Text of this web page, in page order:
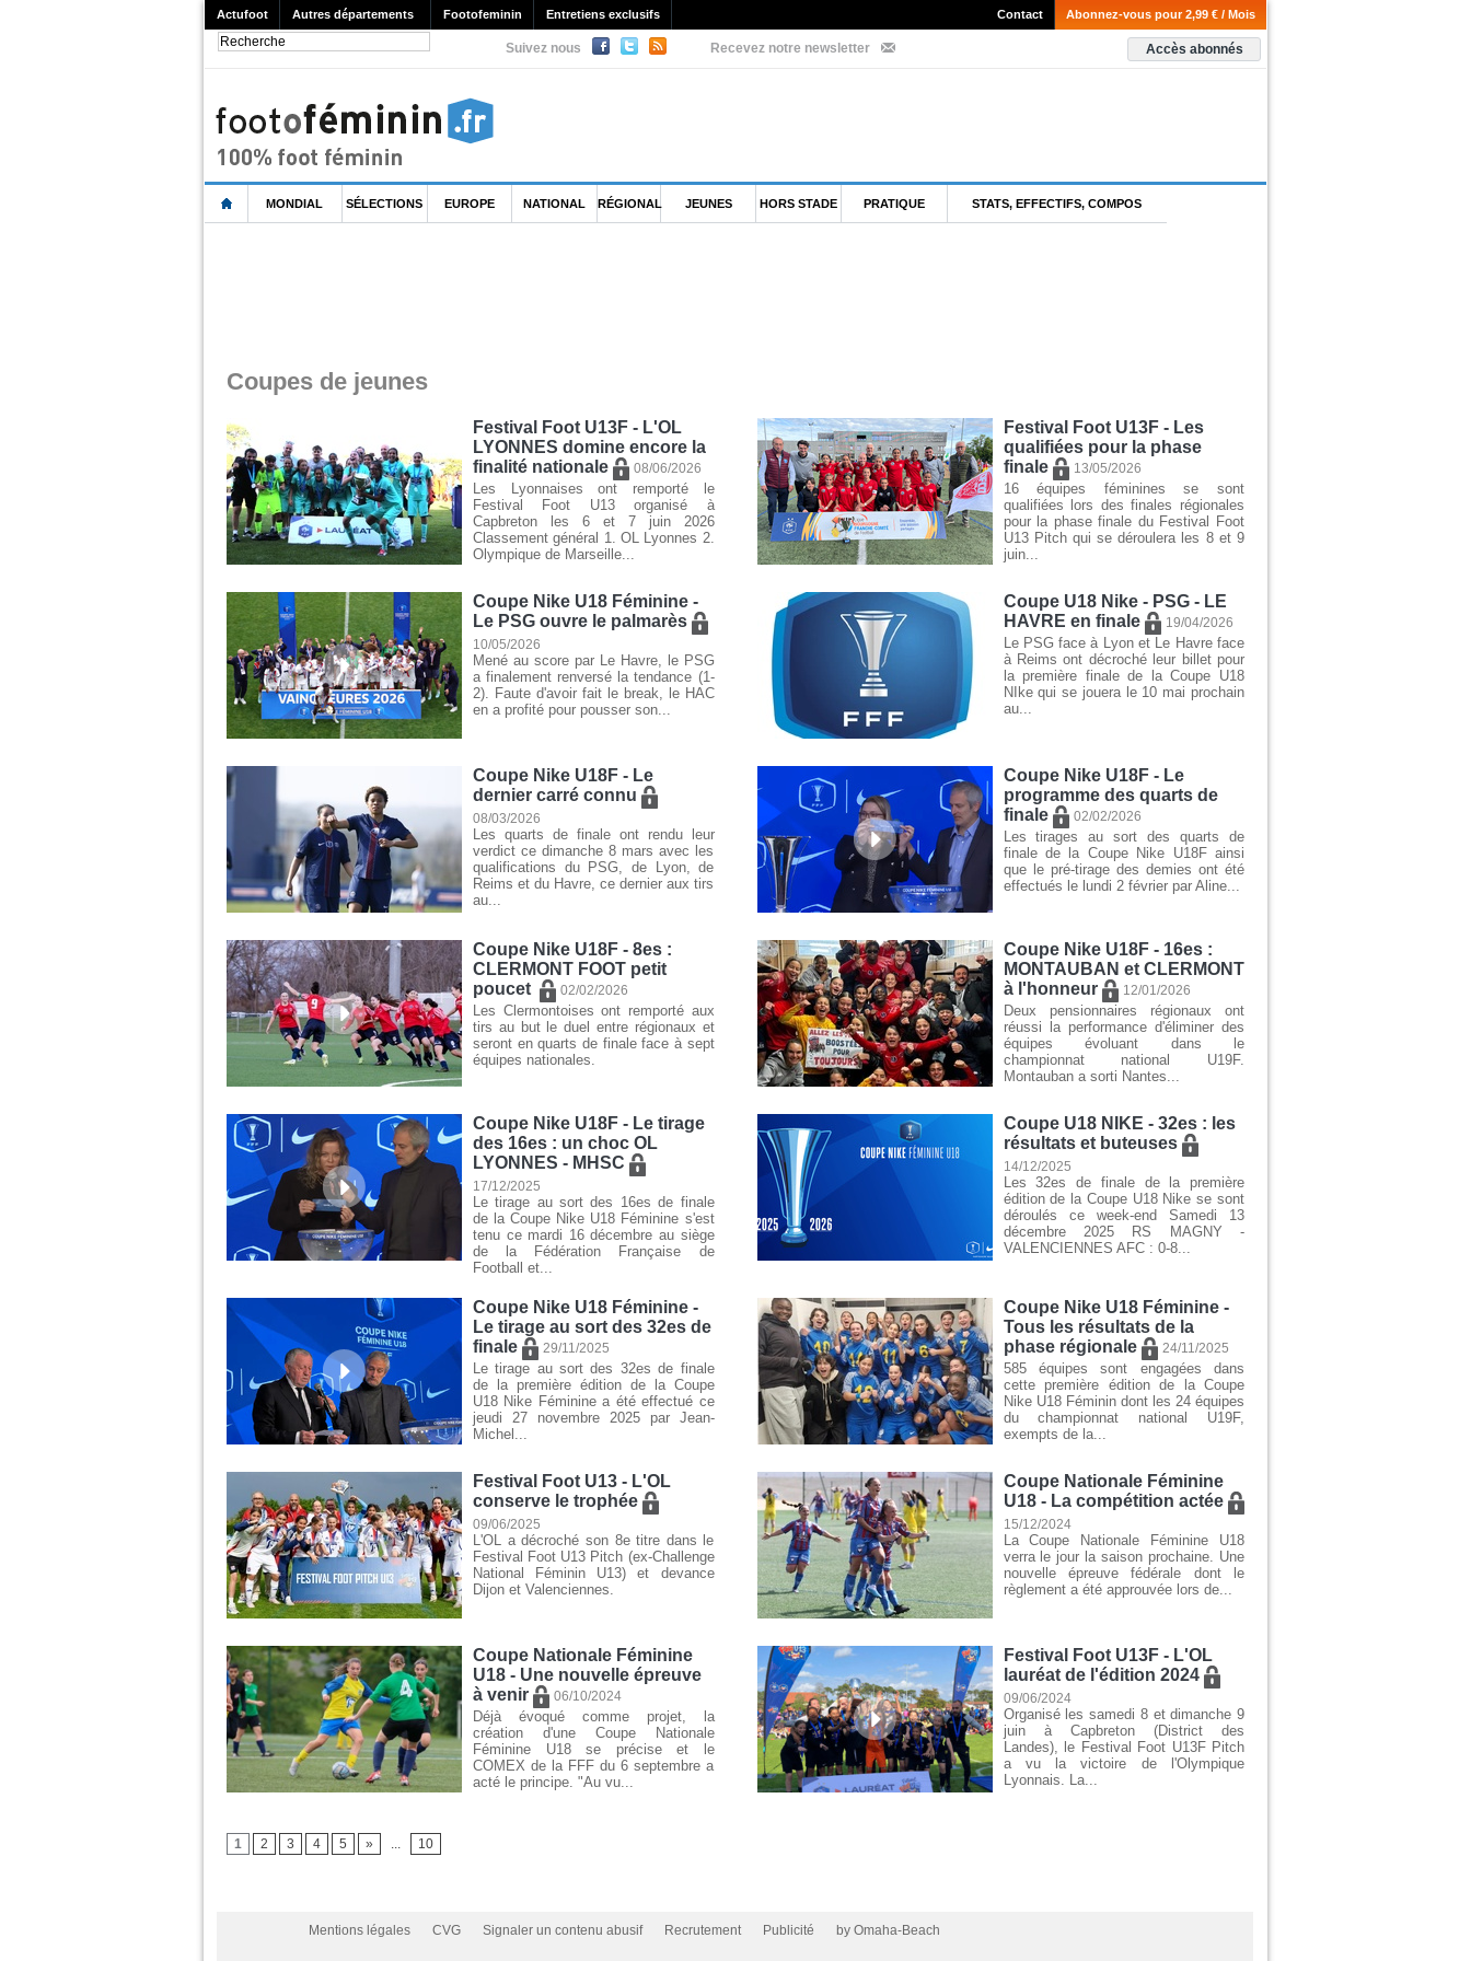
Actufoot Autres départements Footofeminin Entretiens exclusifs Abonnez-vous pour 2,99 € / Mois
Contact
Suivez nous Recevez notre newsletter Accès abonnés
MONDIAL SÉLECTIONS EUROPE NATIONAL RÉGIONAL JEUNES HORS STADE PRATIQUE STATS, EFFECTIFS, COMPOS
Coupes de jeunes
Festival Foot U13F - L'OL
LYONNES domine encore la
finalité nationale
08/06/2026
Les Lyonnaises ont remporté le
Festival Foot U13 organisé à
Capbreton les 6 et 7 juin 2026
Classement général 1. OL Lyonnes 2.
Olympique de Marseille...
Festival Foot U13F - Les
qualifiées pour la phase
finale
13/05/2026
16 équipes féminines se sont
qualifiées lors des finales régionales
pour la phase finale du Festival Foot
U13 Pitch qui se déroulera les 8 et 9
juin...
Coupe Nike U18 Féminine -
Le PSG ouvre le palmarès
10/05/2026
Mené au score par Le Havre, le PSG
a finalement renversé la tendance (1-
2). Faute d'avoir fait le break, le HAC
en a profité pour pousser son...
Coupe U18 Nike - PSG - LE
HAVRE en finale
19/04/2026
Le PSG face à Lyon et Le Havre face
à Reims ont décroché leur billet pour
la première finale de la Coupe U18
NIke qui se jouera le 10 mai prochain
au...
Coupe Nike U18F - Le
dernier carré connu
08/03/2026
Les quarts de finale ont rendu leur
verdict ce dimanche 8 mars avec les
qualifications du PSG, de Lyon, de
Reims et du Havre, ce dernier aux tirs
au...
Coupe Nike U18F - Le
programme des quarts de
finale
02/02/2026
Les tirages au sort des quarts de
finale de la Coupe Nike U18F ainsi
que le pré-tirage des demies ont été
effectués le lundi 2 février par Aline...
Coupe Nike U18F - 8es :
CLERMONT FOOT petit
poucet
02/02/2026
Les Clermontoises ont remporté aux
tirs au but le duel entre régionaux et
seront en quarts de finale face à sept
équipes nationales.
Coupe Nike U18F - 16es :
MONTAUBAN et CLERMONT
à l'honneur
12/01/2026
Deux pensionnaires régionaux ont
réussi la performance d'éliminer des
équipes évoluant dans le
championnat national U19F.
Montauban a sorti Nantes...
Coupe Nike U18F - Le tirage
des 16es : un choc OL
LYONNES - MHSC
17/12/2025
Le tirage au sort des 16es de finale
de la Coupe Nike U18 Féminine s'est
tenu ce mardi 16 décembre au siège
de la Fédération Française de
Football et...
Coupe U18 NIKE - 32es : les
résultats et buteuses
14/12/2025
Les 32es de finale de la première
édition de la Coupe U18 Nike se sont
déroulés ce week-end Samedi 13
décembre 2025 RS MAGNY -
VALENCIENNES AFC : 0-8...
Coupe Nike U18 Féminine -
Le tirage au sort des 32es de
finale
29/11/2025
Le tirage au sort des 32es de finale
de la première édition de la Coupe
U18 Nike Féminine a été effectué ce
jeudi 27 novembre 2025 par Jean-
Michel...
Coupe Nike U18 Féminine -
Tous les résultats de la
phase régionale
24/11/2025
585 équipes sont engagées dans
cette première édition de la Coupe
Nike U18 Féminin dont les 24 équipes
du championnat national U19F,
exempts de la...
Festival Foot U13 - L'OL
conserve le trophée
09/06/2025
L'OL a décroché son 8e titre dans le
Festival Foot U13 Pitch (ex-Challenge
National Féminin U13) et devance
Dijon et Valenciennes.
Coupe Nationale Féminine
U18 - La compétition actée
15/12/2024
La Coupe Nationale Féminine U18
verra le jour la saison prochaine. Une
nouvelle épreuve fédérale dont le
règlement a été approuvée lors de...
Coupe Nationale Féminine
U18 - Une nouvelle épreuve
à venir
06/10/2024
Déjà évoqué comme projet, la
création d'une Coupe Nationale
Féminine U18 se précise et le
COMEX de la FFF du 6 septembre a
acté le principe. "Au vu...
Festival Foot U13F - L'OL
lauréat de l'édition 2024
09/06/2024
Organisé les samedi 8 et dimanche 9
juin à Capbreton (District des
Landes), le Festival Foot U13F Pitch
a vu la victoire de l'Olympique
Lyonnais. La...
1 2 3 4 5 » ... 10
Mentions légales CVG Signaler un contenu abusif Recrutement Publicité by Omaha-Beach